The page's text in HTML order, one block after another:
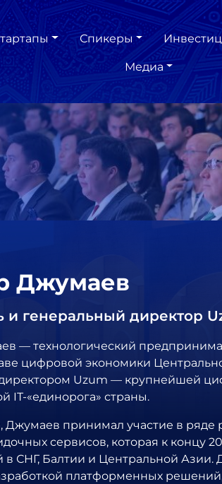
Спикеры
Медиа
Джумаев
и генеральный директор
— технологический
цифровой экономики
Uzum — крупнейшей
IT-«единорога» страны.
принимал участие в ряде
сервисов, которая к концу
в СНГ, Балтии и Центральной
платформенных